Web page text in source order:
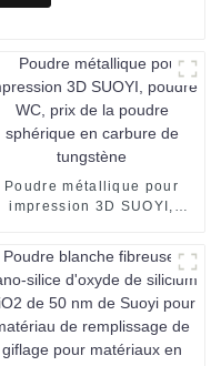
Poudre métallique pour
impression 3D SUOYI,
carbure de tungstène